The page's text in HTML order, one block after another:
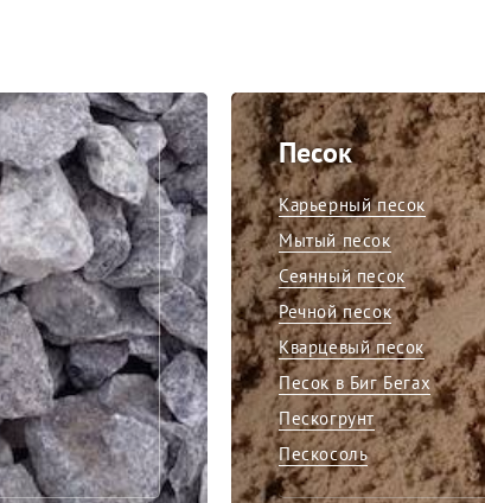
Песок
Карьерный песок
Мытый песок
Сеянный песок
Речной песок
Кварцевый песок
Песок в Биг Бегах
Пескогрунт
Пескосоль